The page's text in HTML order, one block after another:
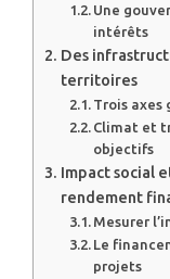
Une
intérêts
Des
territoires
Trois axes
Climat et
objectifs
Impact social
rendement
Mesurer
Le
projets